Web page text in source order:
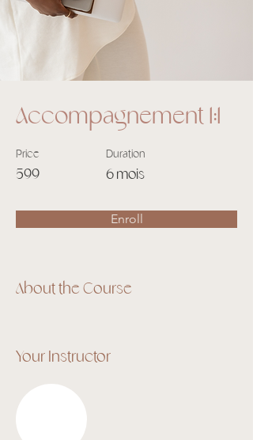
Accompagnement 1:1
Price
599
Duration
6 mois
Enroll
About the Course
Your Instructor